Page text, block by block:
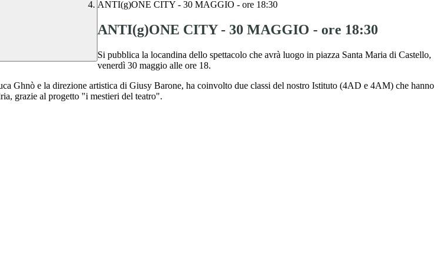
ANTI(g)ONE CITY - 30 MAGGIO - ore 18:30
ANTI(g)ONE CITY - 30 MAGGIO - ore 18:30
Si pubblica la locandina dello spettacolo che avrà luogo in piazza Santa Maria di Castello,
venerdì 30 maggio alle ore 18.
Ghnò e la direzione artistica di Giusy Barone, ha coinvolto due classi del nostro Istituto (4AD e 4AM) che hanno
grazie al progetto "i mestieri del teatro".